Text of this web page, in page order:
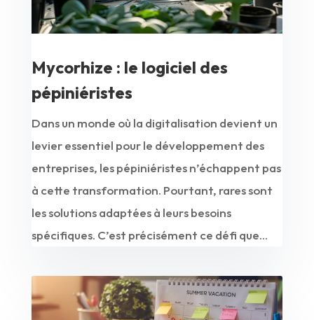
Mycorhize : le logiciel des
pépiniéristes
Dans un monde où la digitalisation devient un
levier essentiel pour le développement des
entreprises, les pépiniéristes n’échappent pas
à cette transformation. Pourtant, rares sont
les solutions adaptées à leurs besoins
spécifiques. C’est précisément ce défi que...